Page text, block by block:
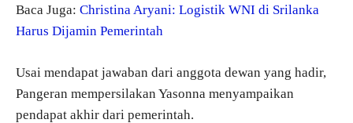
Baca Juga: Christina Aryani: Logistik WNI di Srilanka
Harus Dijamin Pemerintah
Usai mendapat jawaban dari anggota dewan yang hadir,
Pangeran mempersilakan Yasonna menyampaikan
pendapat akhir dari pemerintah.